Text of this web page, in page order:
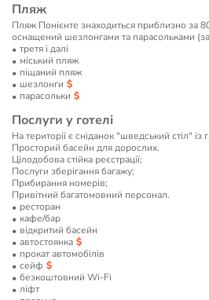
Пляж
Пляж Понієнте знаходиться приблизно за
оснащений шезлонгами та парасольками
третя і далі
мiський пляж
піщаний пляж
шезлонги
парасольки
Послуги у готелі
На території є сніданок "шведський стіл" із
Просторий басейн для дорослих.
Цілодобова стійка реєстрації;
Послуги зберігання багажу;
Прибирання номерів;
Привітний багатомовний персонал.
ресторан
кафе/бар
відкритий басейн
автостоянка
прокат автомобілів
сейф
безкоштовний Wi-Fi
ліфт